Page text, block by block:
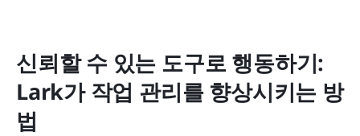
신뢰할 수 있는 도구로 행동하기:
Lark가 작업 관리를 향상시키는 방
법